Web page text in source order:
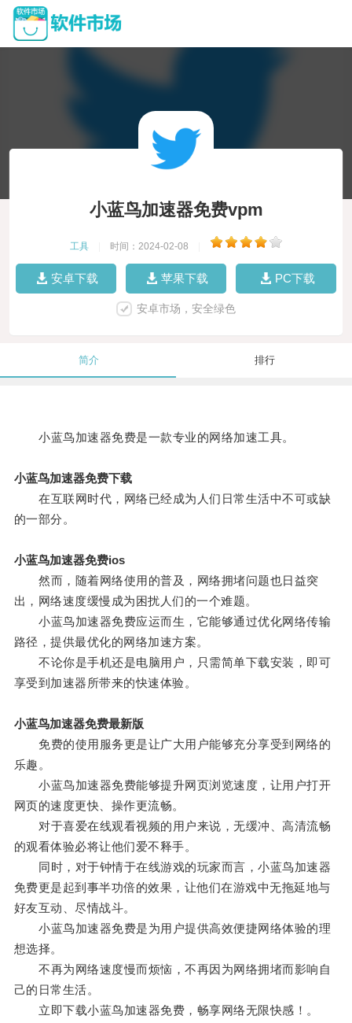
小蓝鸟加速器免费vpm
工具 时间：2024-02-08
安卓下载 苹果下载 PC下载
安卓市场，安全绿色
简介 排行
小蓝鸟加速器免费是一款专业的网络加速工具。
小蓝鸟加速器免费下载
在互联网时代，网络已经成为人们日常生活中不可或缺
的一部分。
小蓝鸟加速器免费ios
然而，随着网络使用的普及，网络拥堵问题也日益突
出，网络速度缓慢成为困扰人们的一个难题。
小蓝鸟加速器免费应运而生，它能够通过优化网络传输
路径，提供最优化的网络加速方案。
不论你是手机还是电脑用户，只需简单下载安装，即可
享受到加速器所带来的快速体验。
小蓝鸟加速器免费最新版
免费的使用服务更是让广大用户能够充分享受到网络的
乐趣。
小蓝鸟加速器免费能够提升网页浏览速度，让用户打开
网页的速度更快、操作更流畅。
对于喜爱在线观看视频的用户来说，无缓冲、高清流畅
的观看体验必将让他们爱不释手。
同时，对于钟情于在线游戏的玩家而言，小蓝鸟加速器
免费更是起到事半功倍的效果，让他们在游戏中无拖延地与
好友互动、尽情战斗。
小蓝鸟加速器免费是为用户提供高效便捷网络体验的理
想选择。
不再为网络速度慢而烦恼，不再因为网络拥堵而影响自
己的日常生活。
立即下载小蓝鸟加速器免费，畅享网络无限快感！。